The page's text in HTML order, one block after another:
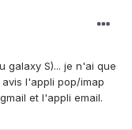
galaxy S)... je n'ai que
l'appli pop/imap
et l'appli email.